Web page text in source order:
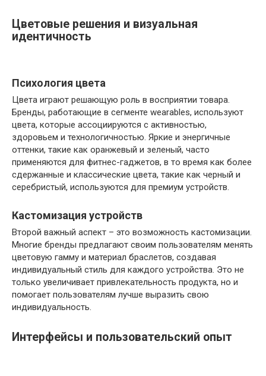
Цветовые решения и визуальная
идентичность
Психология цвета
Цвета играют решающую роль в восприятии товара.
Бренды, работающие в сегменте wearables, используют
цвета, которые ассоциируются с активностью,
здоровьем и технологичностью. Яркие и энергичные
оттенки, такие как оранжевый и зеленый, часто
применяются для фитнес-гаджетов, в то время как более
сдержанные и классические цвета, такие как черный и
серебристый, используются для премиум устройств.
Кастомизация устройств
Второй важный аспект – это возможность кастомизации.
Многие бренды предлагают своим пользователям менять
цветовую гамму и материал браслетов, создавая
индивидуальный стиль для каждого устройства. Это не
только увеличивает привлекательность продукта, но и
помогает пользователям лучше выразить свою
индивидуальность.
Интерфейсы и пользовательский опыт